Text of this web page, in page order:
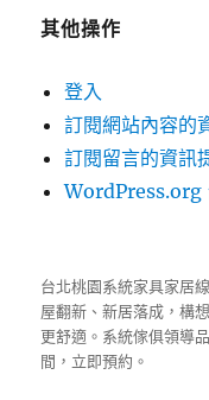
其他操作
登入
訂閱網站內容的
訂閱留言的資訊
WordPress.org
台北桃園系統家具家居
屋翻新、新居落成，構
更舒適。 系統傢俱領導
間，立即預約。